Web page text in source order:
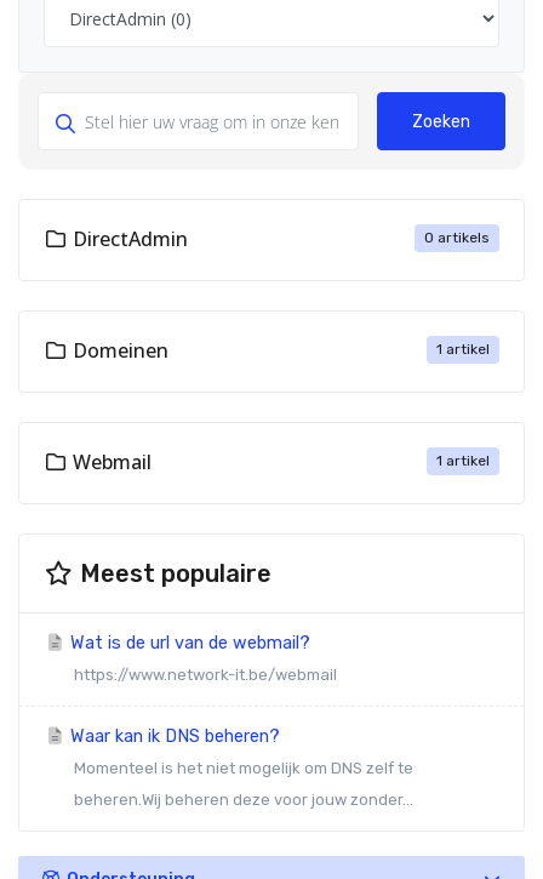
Zoeken
0 artikels
DirectAdmin
1 artikel
Domeinen
1 artikel
Webmail
Meest populaire
Wat is de url van de webmail?
https://www.network-it.be/webmail
Waar kan ik DNS beheren?
Momenteel is het niet mogelijk om DNS zelf te
beheren.Wij beheren deze voor jouw zonder...